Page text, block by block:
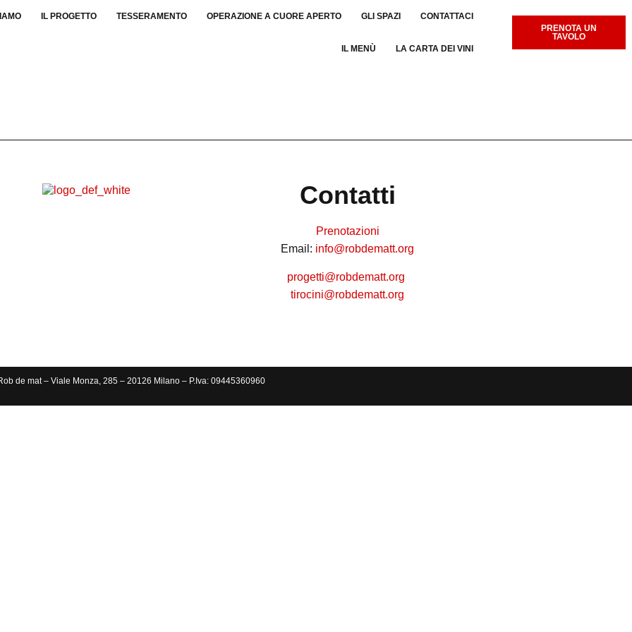
IL PROGETTO TESSERAMENTO OPERAZIONE A CUORE APERTO GLI SPAZI CONTATTACI
IL MENÙ LA CARTA DEI VINI
PRENOTA UN
TAVOLO
Contatti
Prenotazioni
Email: info@robdematt.org
progetti@robdematt.org
tirocini@robdematt.org
de mat – Viale Monza, 285 – 20126 Milano – P.Iva: 09445360960